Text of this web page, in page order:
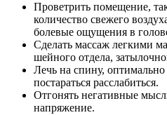
Проветрить помещение,
количество свежего
болевые ощущения в
Сделать массаж легкими
шейного отдела,
Лечь на спину,
постараться расслабиться.
Отгонять негативные
напряжение.